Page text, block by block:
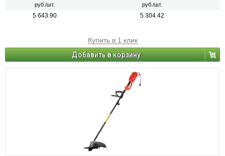
руб./шт. руб./шт.
5 643.90 5 304.42
Купить в 1 клик
Добавить в корзину